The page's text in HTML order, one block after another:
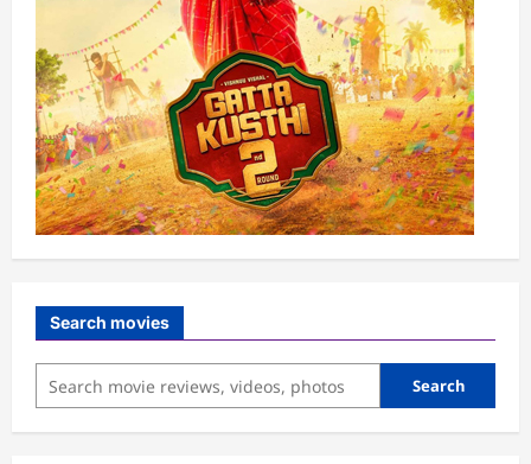
Search movies
Search